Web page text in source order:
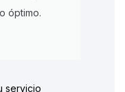
óptimo.
servicio